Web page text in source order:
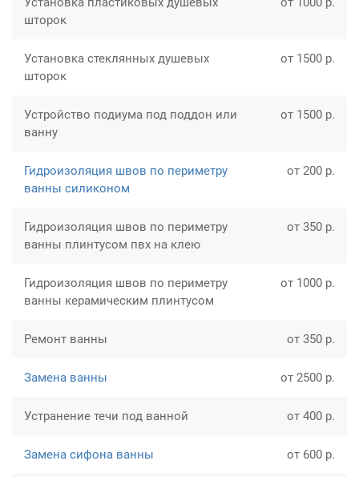
шторок
Установка стеклянных душевых
шторок
от 1500 р.
Устройство подиума под поддон или
ванну
от 1500 р.
Гидроизоляция швов по периметру
ванны силиконом
от 200 р.
Гидроизоляция швов по периметру
ванны плинтусом пвх на клею
от 350 р.
Гидроизоляция швов по периметру
ванны керамическим плинтусом
от 1000 р.
Ремонт ванны от 350 р.
Замена ванны от 2500 р.
Устранение течи под ванной от 400 р.
Замена сифона ванны от 600 р.